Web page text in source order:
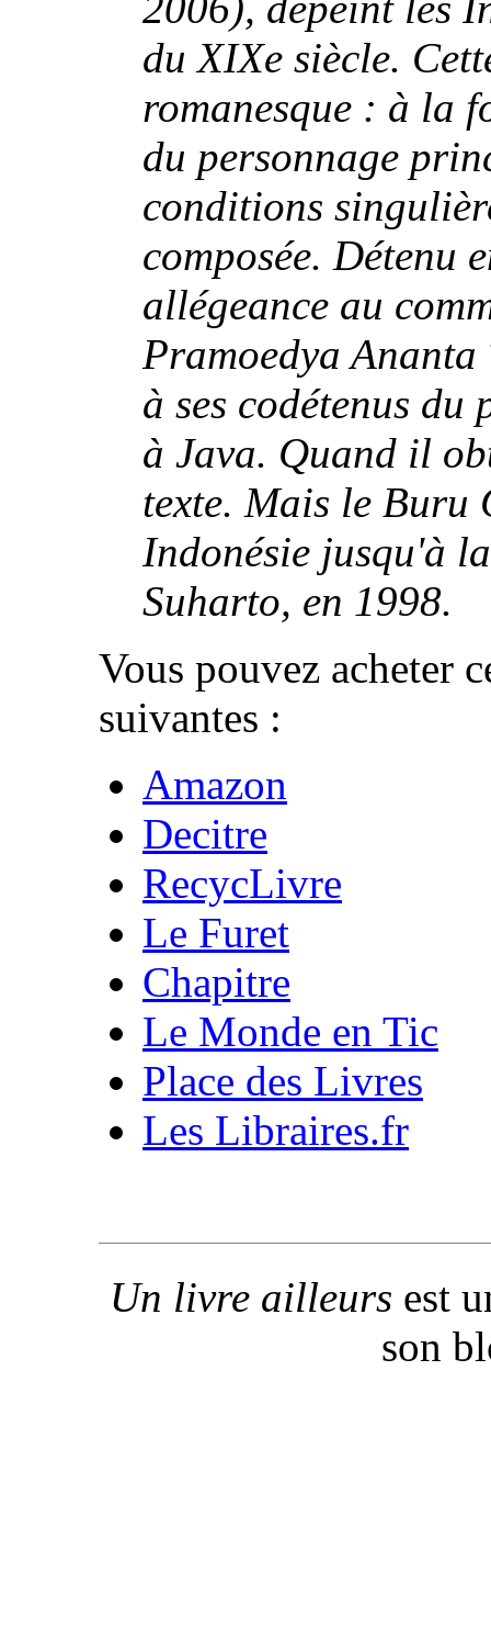
du XIXe siècle.
romanesque : à la
du personnage
conditions
composée. Détenu
allégeance au
Pramoedya
à ses codétenus
à Java. Quand il
texte. Mais le Buru
Indonésie jusqu'à
Suharto, en 1998.
Vous pouvez acheter
suivantes :
Amazon
Decitre
RecycLivre
Le Furet
Chapitre
Le Monde en Tic
Place des Livres
Les Libraires.fr
Un livre ailleurs est
son